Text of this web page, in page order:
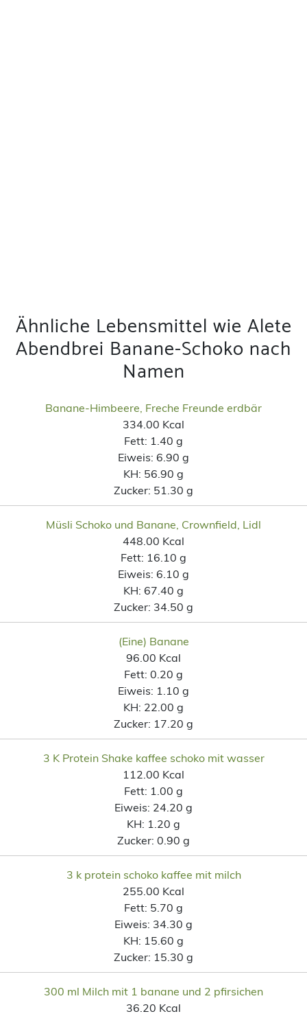
Ähnliche Lebensmittel wie Alete
Abendbrei Banane-Schoko nach
Namen
Banane-Himbeere, Freche Freunde erdbär
334.00 Kcal
Fett: 1.40 g
Eiweis: 6.90 g
KH: 56.90 g
Zucker: 51.30 g
Müsli Schoko und Banane, Crownfield, Lidl
448.00 Kcal
Fett: 16.10 g
Eiweis: 6.10 g
KH: 67.40 g
Zucker: 34.50 g
(Eine) Banane
96.00 Kcal
Fett: 0.20 g
Eiweis: 1.10 g
KH: 22.00 g
Zucker: 17.20 g
3 K Protein Shake kaffee schoko mit wasser
112.00 Kcal
Fett: 1.00 g
Eiweis: 24.20 g
KH: 1.20 g
Zucker: 0.90 g
3 k protein schoko kaffee mit milch
255.00 Kcal
Fett: 5.70 g
Eiweis: 34.30 g
KH: 15.60 g
Zucker: 15.30 g
300 ml Milch mit 1 banane und 2 pfirsichen
36.20 Kcal